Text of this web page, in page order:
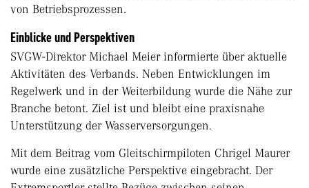
von Betriebsprozessen.
Einblicke und Perspektiven
SVGW-Direktor Michael Meier informierte über aktuelle
Aktivitäten des Verbands. Neben Entwicklungen im
Regelwerk und in der Weiterbildung wurde die Nähe zur
Branche betont. Ziel ist und bleibt eine praxisnahe
Unterstützung der Wasser­versorgungen.
Mit dem Beitrag vom Gleitschirmpiloten Chrigel Maurer
wurde eine zusätzliche Perspektive eingebracht. Der